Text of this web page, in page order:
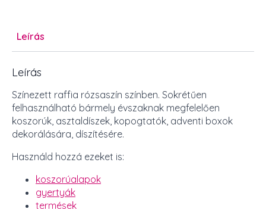
Leírás
Leírás
Színezett raffia rózsaszín színben. Sokrétűen
felhasználható bármely évszaknak megfelelően
koszorúk, asztaldíszek, kopogtatók, adventi boxok
dekorálására, díszítésére.
Használd hozzá ezeket is:
koszorúalapok
gyertyák
termések